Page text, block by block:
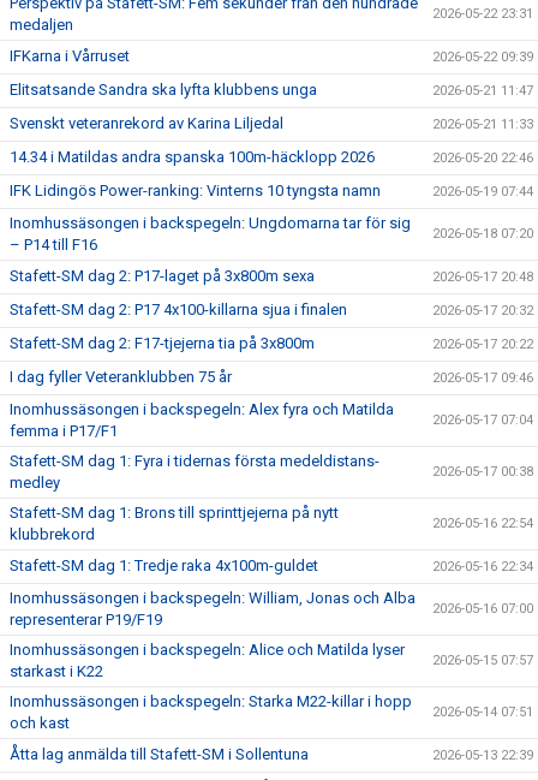
medaljen
2026-05-22 23:31
IFKarna i Vårruset 2026-05-22 09:39
Elitsatsande Sandra ska lyfta klubbens unga 2026-05-21 11:47
Svenskt veteranrekord av Karina Liljedal 2026-05-21 11:33
14.34 i Matildas andra spanska 100m-häcklopp 2026 2026-05-20 22:46
IFK Lidingös Power-ranking: Vinterns 10 tyngsta namn 2026-05-19 07:44
Inomhussäsongen i backspegeln: Ungdomarna tar för sig
– P14 till F16
2026-05-18 07:20
Stafett-SM dag 2: P17-laget på 3x800m sexa 2026-05-17 20:48
Stafett-SM dag 2: P17 4x100-killarna sjua i finalen 2026-05-17 20:32
Stafett-SM dag 2: F17-tjejerna tia på 3x800m 2026-05-17 20:22
I dag fyller Veteranklubben 75 år 2026-05-17 09:46
Inomhussäsongen i backspegeln: Alex fyra och Matilda
femma i P17/F1
2026-05-17 07:04
Stafett-SM dag 1: Fyra i tidernas första medeldistans-
medley
2026-05-17 00:38
Stafett-SM dag 1: Brons till sprinttjejerna på nytt
klubbrekord
2026-05-16 22:54
Stafett-SM dag 1: Tredje raka 4x100m-guldet 2026-05-16 22:34
Inomhussäsongen i backspegeln: William, Jonas och Alba
representerar P19/F19
2026-05-16 07:00
Inomhussäsongen i backspegeln: Alice och Matilda lyser
starkast i K22
2026-05-15 07:57
Inomhussäsongen i backspegeln: Starka M22-killar i hopp
och kast
2026-05-14 07:51
Åtta lag anmälda till Stafett-SM i Sollentuna 2026-05-13 22:39